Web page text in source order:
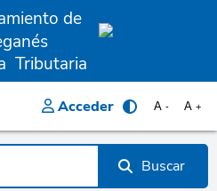
de
Tributaria
Acceder A +
A -
Buscar